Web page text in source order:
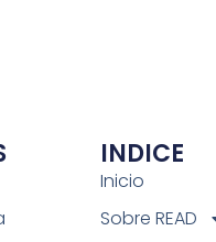
INDICE
Inicio
Sobre READ